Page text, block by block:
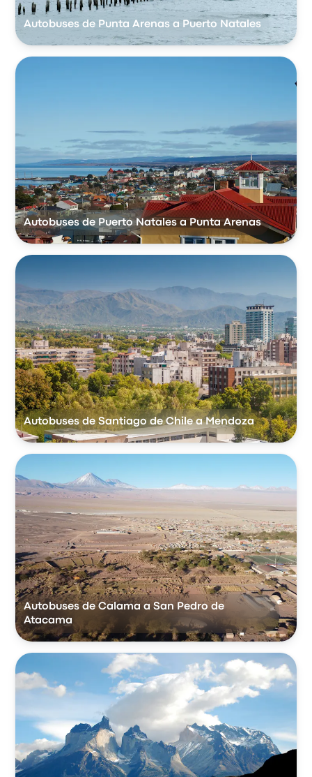
Autobuses de Punta Arenas a Puerto Natales
Autobuses de Puerto Natales a Punta Arenas
Autobuses de Santiago de Chile a Mendoza
Autobuses de Calama a San Pedro de
Atacama